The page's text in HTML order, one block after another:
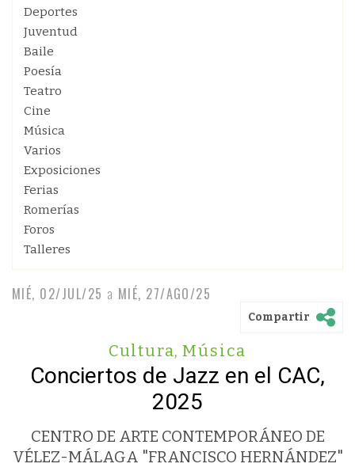
Deportes
Juventud
Baile
Poesía
Teatro
Cine
Música
Varios
Exposiciones
Ferias
Romerías
Foros
Talleres
MIÉ, 02/JUL/25 a MIÉ, 27/AGO/25
Compartir
Cultura, Música
Conciertos de Jazz en el CAC,
2025
CENTRO DE ARTE CONTEMPORÁNEO DE
VÉLEZ-MÁLAGA "FRANCISCO HERNÁNDEZ"